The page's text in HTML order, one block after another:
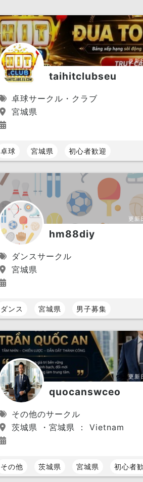
更新
taihitclubseu
卓球サークル・クラブ
宮城県
卓球 宮城県 初心者歓迎
更新
hm88diy
ダンスサークル
宮城県
ダンス 宮城県 男子募集
更新
quocanswceo
その他のサークル
茨城県 ・宮城県 ： Vietnam
その他 茨城県 宮城県 初心者